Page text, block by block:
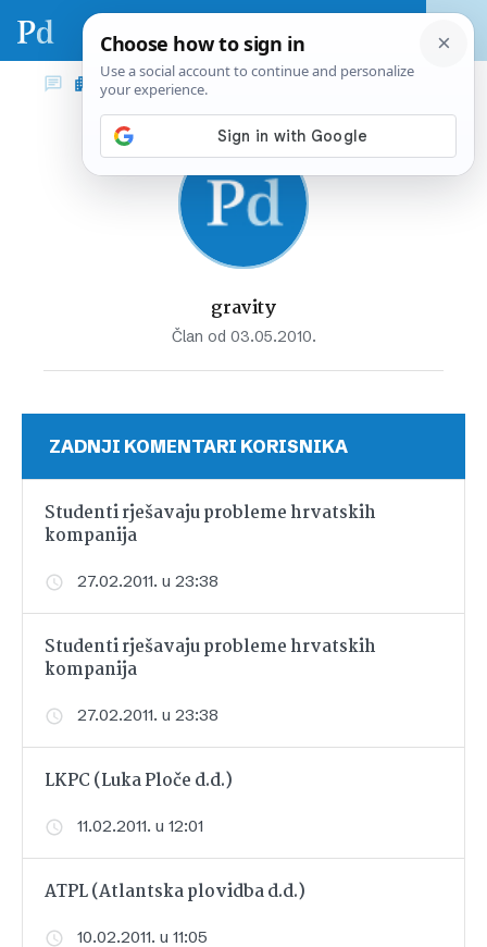
gravity
Član od 03.05.2010.
ZADNJI KOMENTARI KORISNIKA
Studenti rješavaju probleme hrvatskih
kompanija
27.02.2011. u 23:38
Studenti rješavaju probleme hrvatskih
kompanija
27.02.2011. u 23:38
LKPC (Luka Ploče d.d.)
11.02.2011. u 12:01
ATPL (Atlantska plovidba d.d.)
10.02.2011. u 11:05